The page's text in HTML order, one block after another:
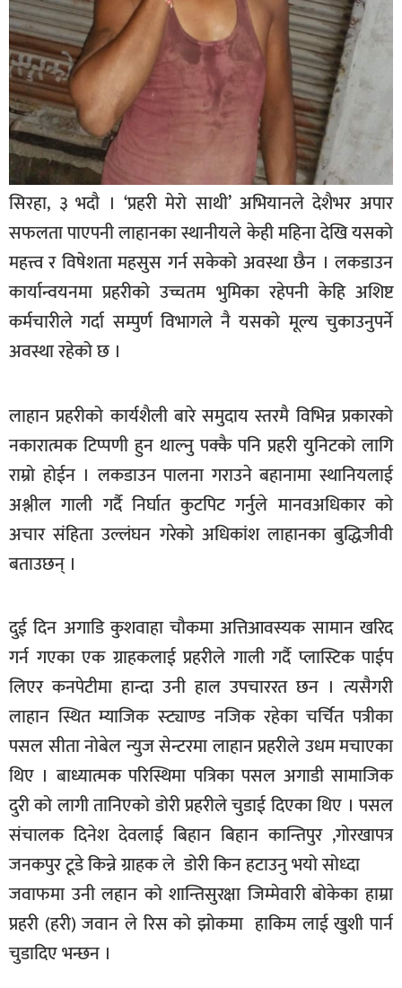
राष्ट्रिय
अन्तराष्ट्रिय
अन्तरबार्ता
अर्थ
खेलकुद
मनोरञ्जन
फोटो
/
भिडियो
अन्य
समाज
विचार
स्वास्थ्य
सिरहा, ३ भदौ । ‘प्रहरी मेरो साथी’ अभियानले देशैभर अपार
सफलता पाएपनी लाहानका स्थानीयले केही महिना देखि यसको
महत्त्व र विषेशता महसुस गर्न सकेको अवस्था छैन । लकडाउन
कार्यान्वयनमा प्रहरीको उच्चतम भुमिका रहेपनी केहि अशिष्ट
कर्मचारीले गर्दा सम्पुर्ण विभागले नै यसको मूल्य चुकाउनुपर्ने
अवस्था रहेको छ ।
लाहान प्रहरीको कार्यशैली बारे समुदाय स्तरमै विभिन्न प्रकारको
नकारात्मक टिप्पणी हुन थाल्नु पक्कै पनि प्रहरी युनिटको लागि
राम्रो होईन । लकडाउन पालना गराउने बहानामा स्थानियलाई
अश्लील गाली गर्दै निर्घात कुटपिट गर्नुले मानवअधिकार को
अचार संहिता उल्लंघन गरेको अधिकांश लाहानका बुद्धिजीवी
बताउछन् ।
दुई दिन अगाडि कुशवाहा चौकमा अत्तिआवस्यक सामान खरिद
गर्न गएका एक ग्राहकलाई प्रहरीले गाली गर्दै प्लास्टिक पाईप
लिएर कनपेटीमा हान्दा उनी हाल उपचाररत छन । त्यसैगरी
लाहान स्थित म्याजिक स्ट्याण्ड नजिक रहेका चर्चित पत्रीका
पसल सीता नोबेल न्युज सेन्टरमा लाहान प्रहरीले उधम मचाएका
थिए । बाध्यात्मक परिस्थिमा पत्रिका पसल अगाडी सामाजिक
दुरी को लागी तानिएको डोरी प्रहरीले चुडाई दिएका थिए । पसल
संचालक दिनेश देवलाई बिहान बिहान कान्तिपुर ,गोरखापत्र
जनकपुर टूडे किन्ने ग्राहक ले डोरी किन हटाउनु भयो सोध्दा
जवाफमा उनी लहान को शान्तिसुरक्षा जिम्मेवारी बोकेका हाम्रा
प्रहरी (हरी) जवान ले रिस को झोकमा हाकिम लाई खुशी पार्न
चुडादिए भन्छन ।